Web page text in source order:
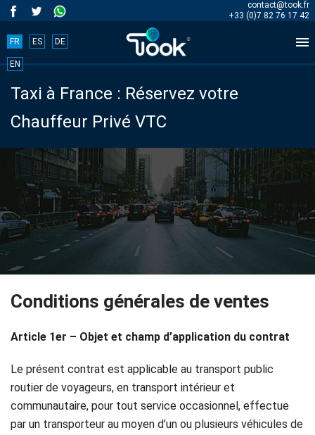
contact@took.fr
+33 (0)7 82 76 17 42

FR ES DE
EN
Taxi à France : Réservez votre
Chauffeur Privé VTC
Book
your
trip
now!
BOOK
NOW
Accueil
Services
de
chauffeur
Conditions générales de ventes
Article 1er – Objet et champ d’application du contrat
Le présent contrat est applicable au transport public
routier de voyageurs, en transport intérieur et
communautaire, pour tout service occasionnel, effectue
par un transporteur au moyen d’un ou plusieurs véhicules de